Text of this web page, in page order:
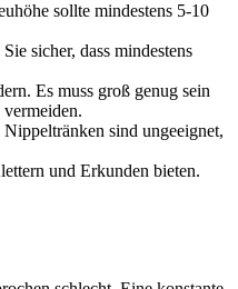
sollte mindestens 5-10
sicher, dass mindestens
Es muss groß genug sein
sind ungeeignet,
und Erkunden bieten.